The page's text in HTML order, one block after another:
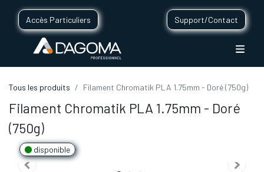
Accès Particuliers Support/Contact
Tous les produits Filament Chromatik PLA 1.75mm - Doré (750g)
Filament Chromatik PLA 1.75mm - Doré
(750g)
disponible